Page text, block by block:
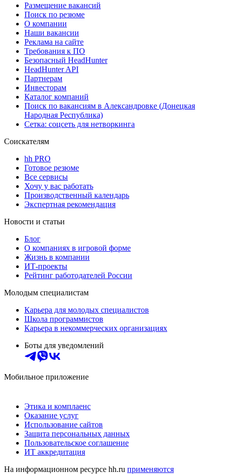
Размещение вакансий
Поиск по резюме
О компании
Наши вакансии
Реклама на сайте
Требования к ПО
Безопасный HeadHunter
HeadHunter API
Партнерам
Инвесторам
Каталог компаний
Поиск по вакансиям в Александровке (Донецкая
Народная Республика)
Сетка: соцсеть для нетворкинга
Соискателям
hh PRO
Готовое резюме
Все сервисы
Хочу у вас работать
Производственный календарь
Экспертная рекомендация
Новости и статьи
Блог
О компаниях в игровой форме
Жизнь в компании
ИТ-проекты
Рейтинг работодателей России
Молодым специалистам
Карьера для молодых специалистов
Школа программистов
Карьера в некоммерческих организациях
Боты для уведомлений
Мобильное приложение
Этика и комплаенс
Оказание услуг
Использование сайтов
Защита персональных данных
Пользовательское соглашение
ИТ аккредитация
На информационном ресурсе hh.ru применяются